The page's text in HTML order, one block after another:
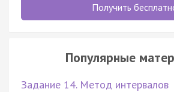
Получить
Популярные
Задание 14. Метод интервалов